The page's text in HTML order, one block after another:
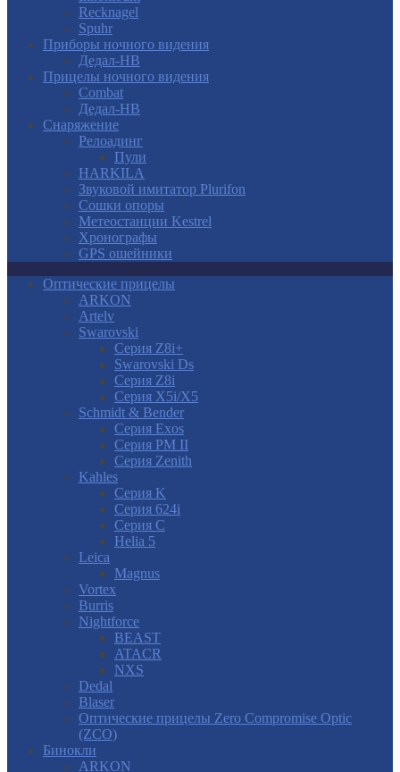
Recknagel
Spuhr
Приборы ночного видения
Дедал-НВ
Прицелы ночного видения
Combat
Дедал-НВ
Снаряжение
Релоадинг
Пули
HARKILA
Звуковой имитатор Plurifon
Сошки опоры
Метеостанции Kestrel
Хронографы
GPS ошейники
Оптические прицелы
ARKON
Artelv
Swarovski
Серия Z8i+
Swarovski Ds
Серия Z8i
Серия X5i/X5
Schmidt & Bender
Серия Exos
Серия PM II
Cерия Zenith
Kahles
Серия K
Серия 624i
Серия С
Helia 5
Leica
Magnus
Vortex
Burris
Nightforce
BEAST
ATACR
NXS
Dedal
Blaser
Оптические прицелы Zero Compromise Optic
(ZCO)
Бинокли
ARKON